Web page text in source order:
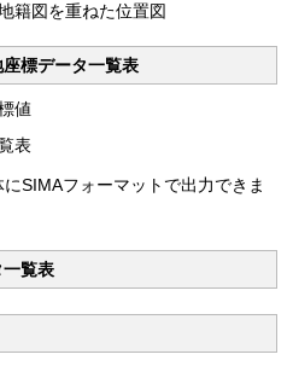
籍図を重ねた位置図
標データ一覧表
値
表
SIMAフォーマットで出力できま
覧表